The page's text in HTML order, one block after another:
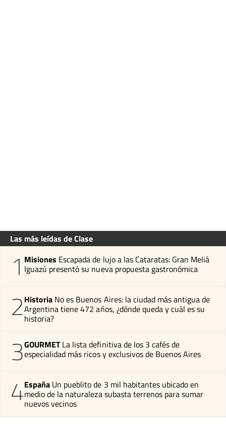
Las más leídas de Clase
1 Misiones Escapada de lujo a las Cataratas: Gran Meliá
Iguazú presentó su nueva propuesta gastronómica
2Historia No es Buenos Aires: la ciudad más antigua de
Argentina tiene 472 años, ¿dónde queda y cuál es su
historia?
3GOURMET La lista definitiva de los 3 cafés de
especialidad más ricos y exclusivos de Buenos Aires
4España Un pueblito de 3 mil habitantes ubicado en
medio de la naturaleza subasta terrenos para sumar
nuevos vecinos